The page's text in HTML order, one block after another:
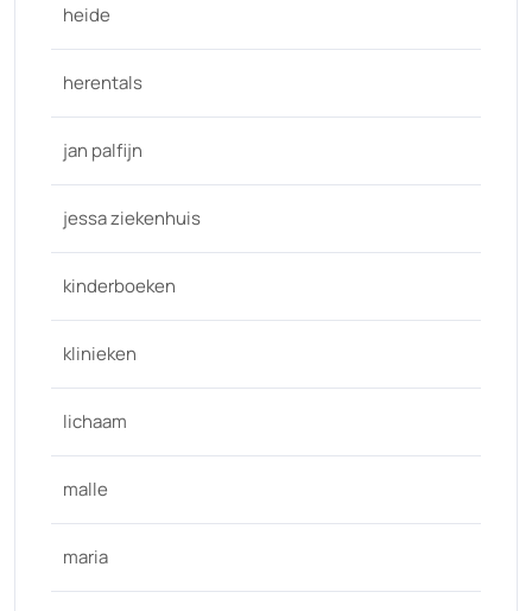
heide
herentals
jan palfijn
jessa ziekenhuis
kinderboeken
klinieken
lichaam
malle
maria